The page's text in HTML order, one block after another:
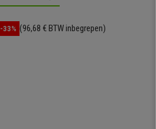
-33% (96,68 € BTW inbegrepen)